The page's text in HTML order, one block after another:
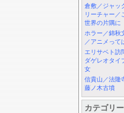
倉敷／ジャッ
リーチャー／
世界の片隅に
ホラー／錦秋
／アニメって
エリサベト訪
ダゲレオタイ
女
信貴山／法隆
藤ノ木古墳
カテゴリー